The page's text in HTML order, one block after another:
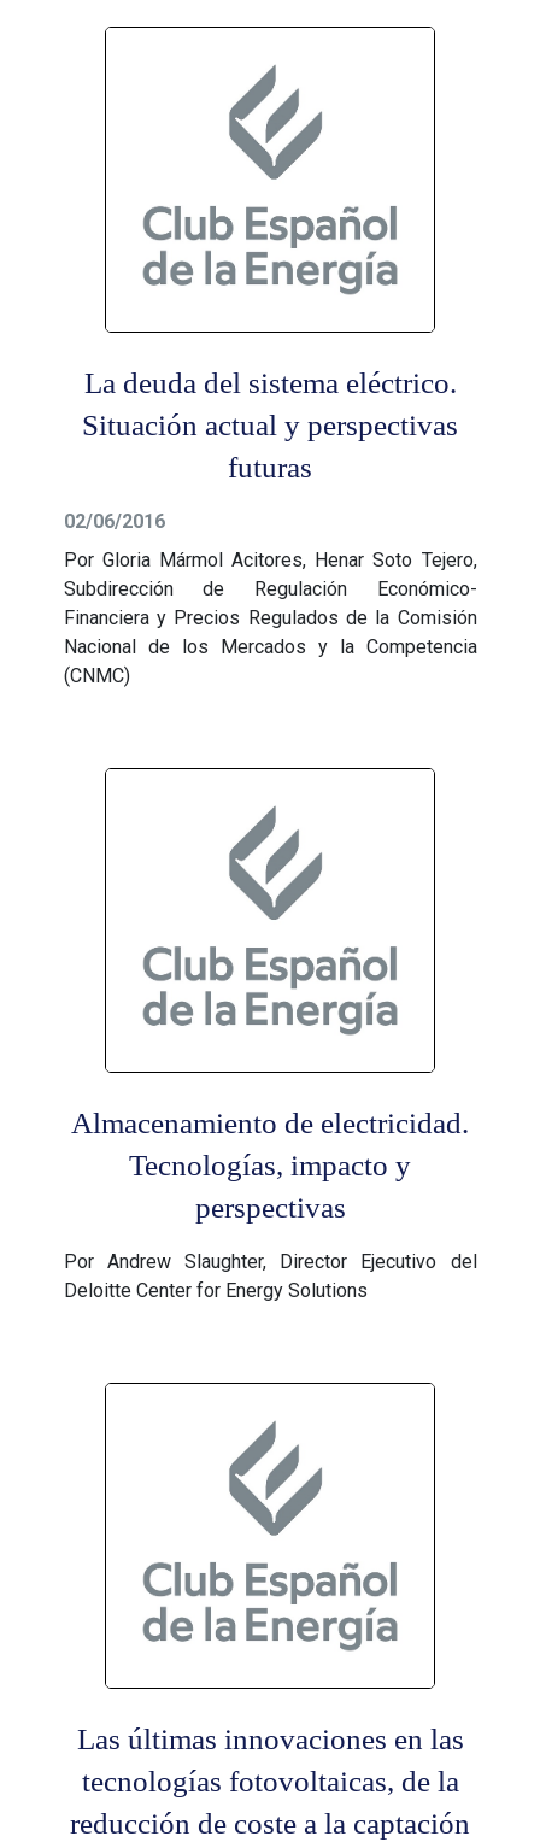
entradas
La deuda del sistema eléctrico.
Situación actual y perspectivas
futuras
02/06/2016
Por Gloria Mármol Acitores, Henar Soto Tejero,
Subdirección de Regulación Económico-
Financiera y Precios Regulados de la Comisión
Nacional de los Mercados y la Competencia
(CNMC)
Almacenamiento de electricidad.
Tecnologías, impacto y
perspectivas
Por Andrew Slaughter, Director Ejecutivo del
Deloitte Center for Energy Solutions
Las últimas innovaciones en las
tecnologías fotovoltaicas, de la
reducción de coste a la captación